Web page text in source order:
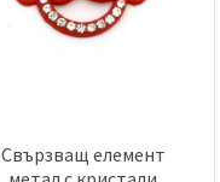
Свързващ елемент